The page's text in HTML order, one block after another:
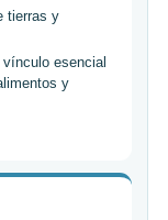
tierras y
esencial
y